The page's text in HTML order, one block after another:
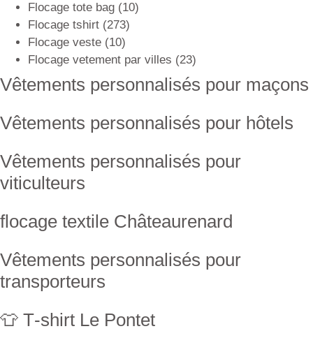
Flocage tote bag (10)
Flocage tshirt (273)
Flocage veste (10)
Flocage vetement par villes (23)
Vêtements personnalisés pour maçons
Vêtements personnalisés pour hôtels
Vêtements personnalisés pour
viticulteurs
flocage textile Châteaurenard
Vêtements personnalisés pour
transporteurs
👕 T‑shirt Le Pontet